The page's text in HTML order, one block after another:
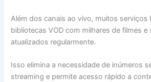
Além dos canais ao vivo, muitos serviços
bibliotecas VOD com milhares de filmes e
atualizados regularmente.
Isso elimina a necessidade de inúmeros
streaming e permite acesso rápido a